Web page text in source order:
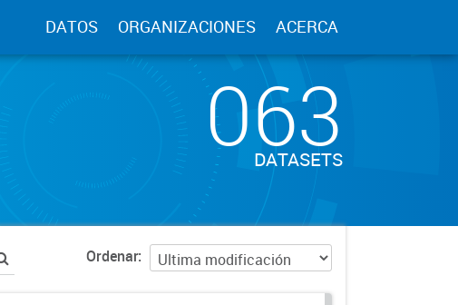
DATOS ORGANIZACIONES ACERCA
063
DATASETS
Ordenar